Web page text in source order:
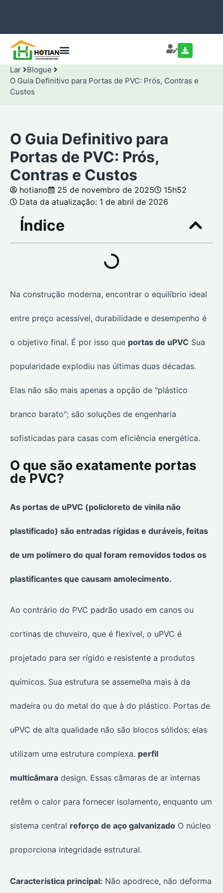
Lar
Blogue
O Guia Definitivo para Portas de PVC: Prós, Contras e
Custos
O Guia Definitivo para
Portas de PVC: Prós,
Contras e Custos
hotiano 25 de novembro de 2025
15h52
Data da atualização: 1 de abril de 2026
Índice
Na construção moderna, encontrar o equilíbrio ideal
entre preço acessível, durabilidade e desempenho é
o objetivo final. É por isso que portas de uPVC Sua
popularidade explodiu nas últimas duas décadas.
Elas não são mais apenas a opção de "plástico
branco barato"; são soluções de engenharia
sofisticadas para casas com eficiência energética.
O que são exatamente portas
de PVC?
As portas de uPVC (policloreto de vinila não
plastificado) são entradas rígidas e duráveis, feitas
de um polímero do qual foram removidos todos os
plastificantes que causam amolecimento.
Ao contrário do PVC padrão usado em canos ou
cortinas de chuveiro, que é flexível, o uPVC é
projetado para ser rígido e resistente a produtos
químicos. Sua estrutura se assemelha mais à da
madeira ou do metal do que à do plástico. Portas de
uPVC de alta qualidade não são blocos sólidos; elas
utilizam uma estrutura complexa. perfil
multicâmara design. Essas câmaras de ar internas
retêm o calor para fornecer isolamento, enquanto um
sistema central reforço de aço galvanizado O núcleo
proporciona integridade estrutural.
Característica principal: Não apodrece, não deforma